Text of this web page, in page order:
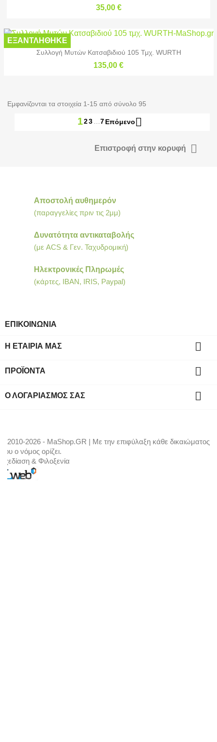
35,00 €
Συλλογή Μυτών Κατσαβιδιού 105 Τμχ. WURTH
135,00 €
ΕΞΑΝΤΛΉΘΗΚΕ
Εμφανίζονται τα στοιχεία 1-15 από σύνολο 95
123 7Επόμενο
Επιστροφή στην κορυφή 
Αποστολή αυθημερόν
(παραγγελίες πριν τις 2μμ)
Δυνατότητα αντικαταβολής
(με ACS & Γεν. Ταχυδρομική)
Ηλεκτρονικές Πληρωμές
(κάρτες, IBAN, IRIS, Paypal)
ΕΠΙΚΟΙΝΩΝΙΑ
Η ΕΤΑΙΡΊΑ ΜΑΣ 
ΠΡΟΪΌΝΤΑ 
Ο ΛΟΓΑΡΙΑΣΜΌΣ ΣΑΣ 
© 2010-2026 - MaShop.GR | Με την επιφύλαξη κάθε δικαιώματος
που ο νόμος ορίζει.
Σχεδίαση & Φιλοξενία